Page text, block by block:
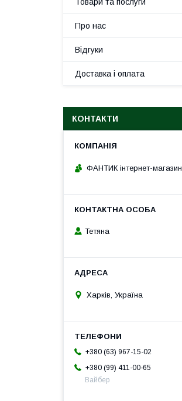
Про нас
Відгуки
Доставка і оплата
КОНТАКТИ
ФАНТИК інтернет-магазин
Тетяна
Харків, Україна
+380 (63) 967-15-02
+380 (99) 411-00-65
Вайбер